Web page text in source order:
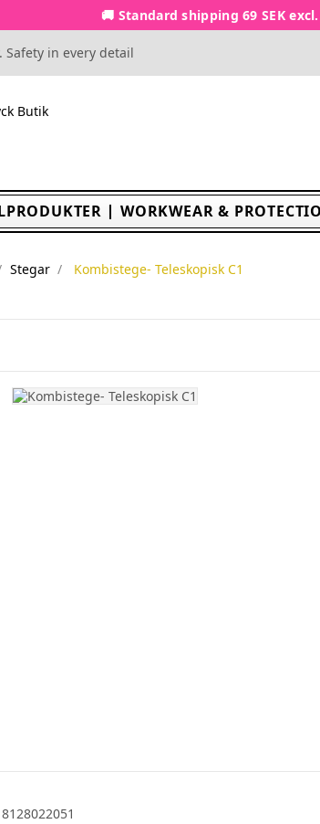
🚚 Standard shipping 69 SEK
in every detail
WORKWEAR &
Stegar Kombistege- Teleskopisk C1